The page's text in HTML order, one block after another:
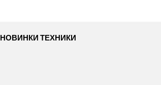
НОВИНКИ ТЕХНИКИ